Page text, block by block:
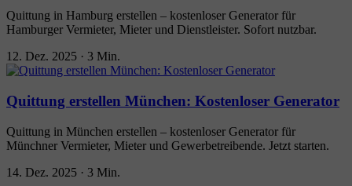
Quittung in Hamburg erstellen – kostenloser Generator für
Hamburger Vermieter, Mieter und Dienstleister. Sofort nutzbar.
12. Dez. 2025 · 3 Min.
Quittung erstellen München: Kostenloser Generator
Quittung in München erstellen – kostenloser Generator für
Münchner Vermieter, Mieter und Gewerbetreibende. Jetzt starten.
14. Dez. 2025 · 3 Min.